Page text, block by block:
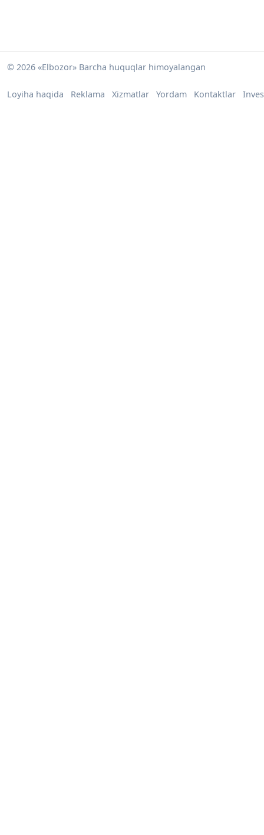
© 2026 «Elbozor» Barcha huquqlar himoyalangan
Loyiha haqida Reklama Xizmatlar Yordam Kontaktlar